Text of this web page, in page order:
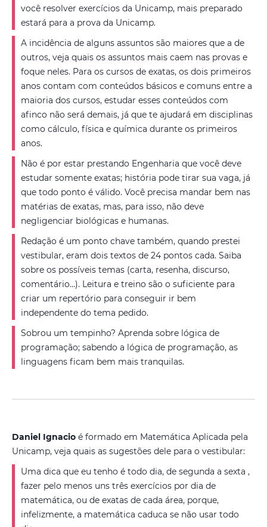
você resolver exercícios da Unicamp, mais preparado
estará para a prova da Unicamp.
A incidência de alguns assuntos são maiores que a de
outros, veja quais os assuntos mais caem nas provas e
foque neles. Para os cursos de exatas, os dois primeiros
anos contam com conteúdos básicos e comuns entre a
maioria dos cursos, estudar esses conteúdos com
afinco não será demais, já que te ajudará em disciplinas
como cálculo, física e química durante os primeiros
anos.
Não é por estar prestando Engenharia que você deve
estudar somente exatas; história pode tirar sua vaga, já
que todo ponto é válido. Você precisa mandar bem nas
matérias de exatas, mas, para isso, não deve
negligenciar biológicas e humanas.
Redação é um ponto chave também, quando prestei
vestibular, eram dois textos de 24 pontos cada. Saiba
sobre os possíveis temas (carta, resenha, discurso,
comentário…). Leitura e treino são o suficiente para
criar um repertório para conseguir ir bem
independente do tema pedido.
Sobrou um tempinho? Aprenda sobre lógica de
programação; sabendo a lógica de programação, as
linguagens ficam bem mais tranquilas.
Daniel Ignacio é formado em Matemática Aplicada pela
Unicamp, veja quais as sugestões dele para o vestibular:
Uma dica que eu tenho é todo dia, de segunda a sexta ,
fazer pelo menos uns três exercícios por dia de
matemática, ou de exatas de cada área, porque,
infelizmente, a matemática caduca se não usar todo